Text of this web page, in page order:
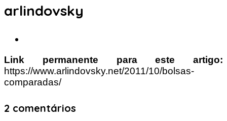
arlindovsky
Link permanente para este artigo:
https://www.arlindovsky.net/2011/10/bolsas-
comparadas/
2 comentários